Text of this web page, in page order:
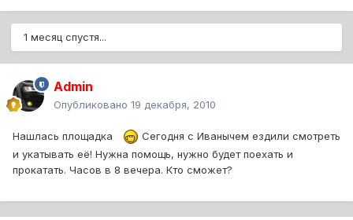
1 месяц спустя...
Admin
Опубликовано 19 декабря, 2010
Нашлась площадка
Сегодня с Иванычем ездили смотреть
и укатывать её! Нужна помощь, нужно будет поехать и
прокатать. Часов в 8 вечера. Кто сможет?